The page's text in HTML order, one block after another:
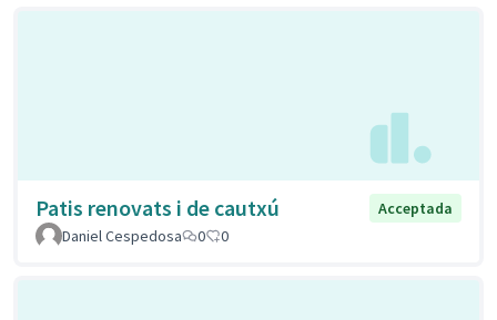
Patis renovats i de cautxú
Acceptada
Daniel Cespedosa
0 0